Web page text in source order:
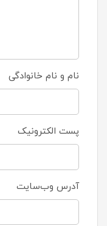
نام و نام خانوادگی
پست الکترونیک
آدرس وب‌سایت